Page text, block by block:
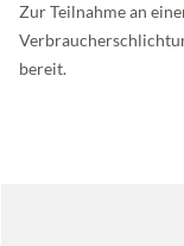
Zur Teilnahme an
bereit.